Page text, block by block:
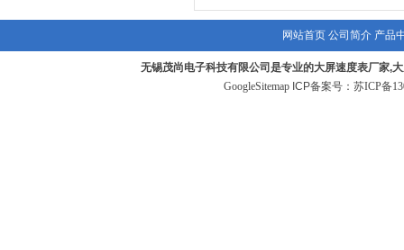
网站首页 公司简介 产品
无锡茂尚电子科技有限公司是专业的大屏速度表厂家,
GoogleSitemapICP备案号： 苏ICP备